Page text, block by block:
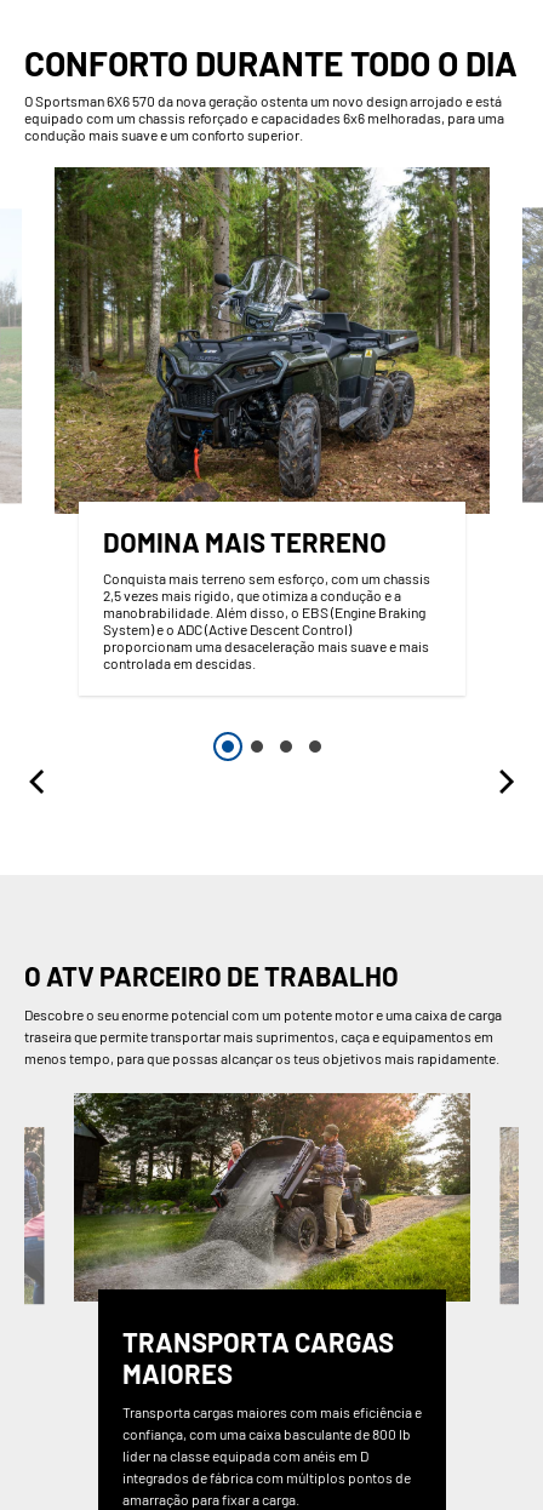
CONFORTO DURANTE TODO O DIA
O Sportsman 6X6 570 da nova geração ostenta um novo design arrojado e está
equipado com um chassis reforçado e capacidades 6x6 melhoradas, para uma
condução mais suave e um conforto superior.
DOMINA MAIS TERRENO
Conquista mais terreno sem esforço, com um chassis
2,5 vezes mais rígido, que otimiza a condução e a
manobrabilidade. Além disso, o EBS (Engine Braking
System) e o ADC (Active Descent Control)
proporcionam uma desaceleração mais suave e mais
controlada em descidas.
O ATV PARCEIRO DE TRABALHO
Descobre o seu enorme potencial com um potente motor e uma caixa de carga
traseira que permite transportar mais suprimentos, caça e equipamentos em
menos tempo, para que possas alcançar os teus objetivos mais rapidamente.
TRANSPORTA CARGAS
MAIORES
Transporta cargas maiores com mais eficiência e
confiança, com uma caixa basculante de 800 lb
líder na classe equipada com anéis em D
integrados de fábrica com múltiplos pontos de
amarração para fixar a carga.